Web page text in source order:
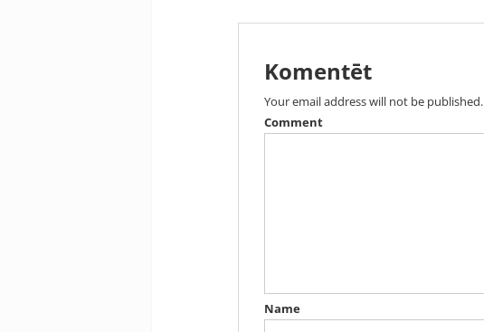
Komentēt
Your email address will not be published.
Comment
Name